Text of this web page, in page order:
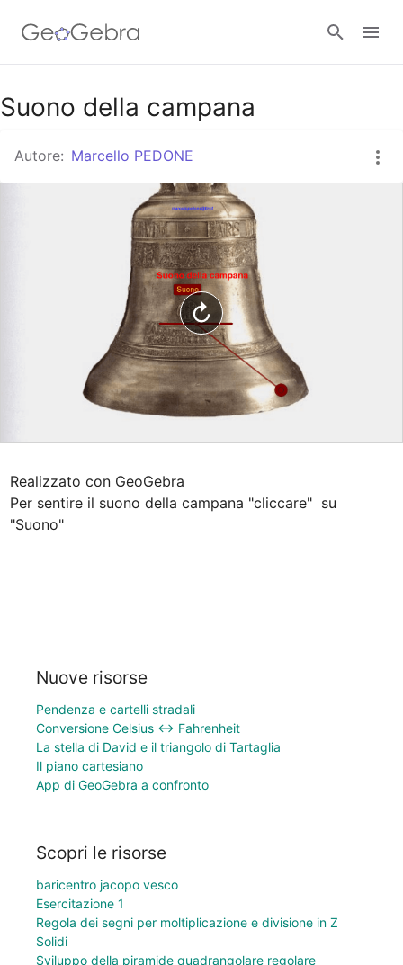
Google Classroom
GeoGebra Classroom
Accedi
Suono della campana
Autore: Marcello PEDONE
Realizzato con GeoGebra
Per sentire il suono della campana "cliccare"  su
"Suono"
Nuove risorse
Pendenza e cartelli stradali
Conversione Celsius ↔ Fahrenheit
La stella di David e il triangolo di Tartaglia
Il piano cartesiano
App di GeoGebra a confronto
Scopri le risorse
baricentro jacopo vesco
Esercitazione 1
Regola dei segni per moltiplicazione e divisione in Z
Solidi
Sviluppo della piramide quadrangolare regolare